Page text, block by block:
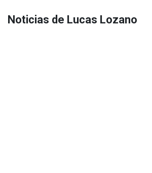
Noticias de Lucas Lozano